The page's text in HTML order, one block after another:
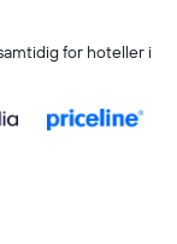
for hoteller i